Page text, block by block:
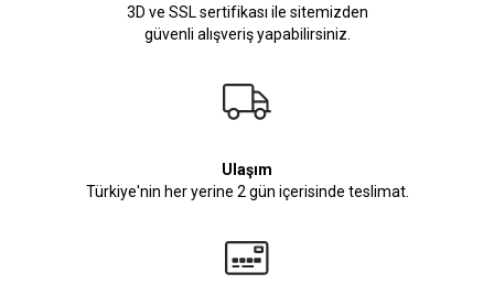
3D ve SSL sertifikası ile sitemizden
güvenli alışveriş yapabilirsiniz.
Ulaşım
Türkiye'nin her yerine 2 gün içerisinde teslimat.